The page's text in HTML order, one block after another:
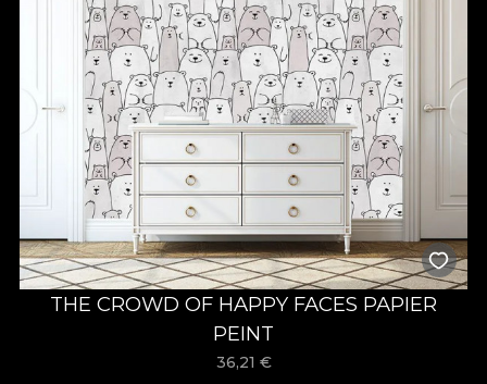
THE CROWD OF HAPPY FACES PAPIER
PEINT
36,21 €